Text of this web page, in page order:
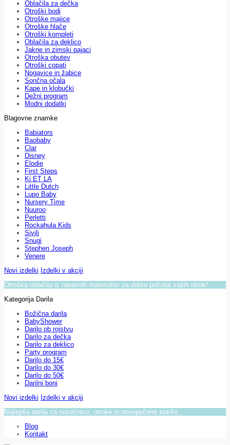
Oblačila za dečka
Otroški bodi
Otroške majice
Otroške hlače
Otroški kompleti
Oblačila za deklico
Jakne in zimski pajaci
Otroška obutev
Otroški copati
Nogavice in žabice
Sončna očala
Kape in klobučki
Dežni program
Modni dodatki
Blagovne znamke
Babiators
Baobaby
Clar
Disney
Elodie
First Steps
Ki ET LA
Little Dutch
Lupo Baby
Nursery Time
Nuuroo
Perletti
Rockahula Kids
Sivili
Snugi
Stephen Joseph
Venere
Novi izdelki Izdelki v akciji
Otroška oblačila iz naravnih materialov za dobro počutje vaših otrok!
Kategorija Darila
Božična darila
BabyShower
Darilo ob rojstvu
Darilo za dečka
Darilo za deklico
Party program
Darilo do 15€
Darilo do 30€
Darilo do 50€
Darilni boni
Novi izdelki Izdelki v akciji
Najlepša darila za nosečnico, otroke in novopečene starše.
Blog
Kontakt